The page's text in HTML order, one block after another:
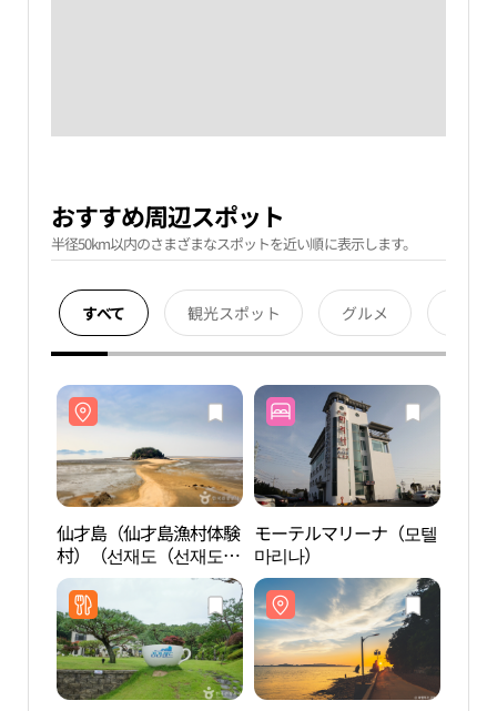
おすすめ周辺スポット
半径50km以内のさまざまなスポットを近い順に表示します。
すべて 観光スポット グルメ
仙才島（仙才島漁村体験
村）（선재도（선재도
어촌체험마을））
モーテルマリーナ（모텔
마리나）